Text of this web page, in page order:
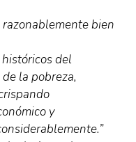
bien
del
la pobreza,
y